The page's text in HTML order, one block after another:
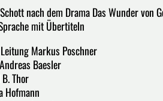
nach dem Drama Das Wunder von
mit Übertiteln
Markus Poschner
Baesler
Thor
Hofmann